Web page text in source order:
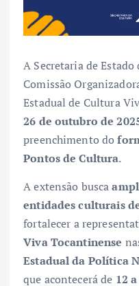
A Secretaria de
Comissão
Estadual de Cultura
26 de outubro de
preenchimento do
Pontos de Cultura.
A extensão busca
entidades culturais
fortalecer a
Viva Tocantinense
Estadual da Política
que acontecerá de 12